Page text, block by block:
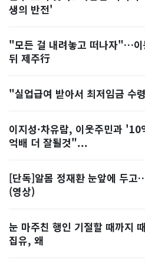
생의 반전'
"모든 걸 내려놓고 떠나자"…이
뒤 제주行
"실업급여 받아서 최저임금 수
이지성·차유람, 이웃주민과
억배 더 잘될것"...
[단독]알몸 정재환 눈앞에 두고
(영상)
눈 마주친 행인 기절할 때까지
집유, 왜